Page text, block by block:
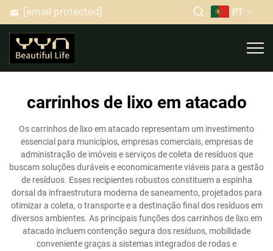
[email protected] PT
carrinhos de lixo em atacado
Os carrinhos de lixo em atacado representam um investimento
essencial para municípios, empresas comerciais, empresas de
administração de imóveis e serviços de coleta de resíduos que
buscam soluções duráveis e economicamente viáveis para a gestão
de resíduos. Esses recipientes robustos constituem a espinha
dorsal da infraestrutura moderna de saneamento, projetados para
otimizar a coleta, o transporte e a destinação final dos resíduos em
diversos ambientes. As principais funções dos carrinhos de lixo em
atacado incluem contenção segura dos resíduos, mobilidade
conveniente graças a sistemas integrados de rodas e